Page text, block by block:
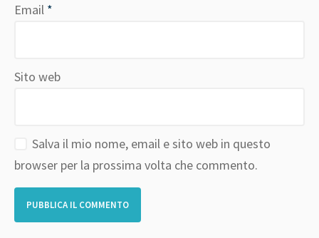
Email *
Sito web
Salva il mio nome, email e sito web in questo
browser per la prossima volta che commento.